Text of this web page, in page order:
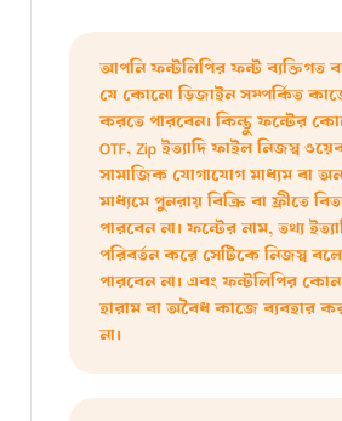
আপনি ফন্টলিপির ফন্ট ব্যক্তিগত
যে কোনো ডিজাইন সম্পর্কিত
করতে পারবেন। কিন্তু ফন্টের
OTF, Zip ইত্যাদি ফাইল নিজস্ব
সামাজিক যোগাযোগ মাধ্যম বা
মাধ্যমে পুনরায় বিক্রি বা ফ্রীতে
পারবেন না। ফন্টের নাম, তথ্য
পরিবর্তন করে সেটিকে নিজস্ব
পারবেন না। এবং ফন্টলিপির
হারাম বা অবৈধ কাজে ব্যবহার
না।